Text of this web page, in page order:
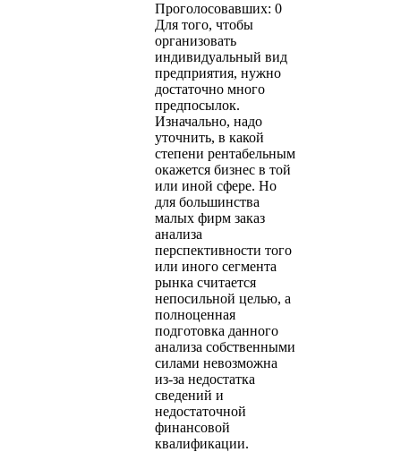
Проголосовавших: 0
Для того, чтобы
организовать
индивидуальный вид
предприятия, нужно
достаточно много
предпосылок.
Изначально, надо
уточнить, в какой
степени рентабельным
окажется бизнес в той
или иной сфере. Но
для большинства
малых фирм заказ
анализа
перспективности того
или иного сегмента
рынка считается
непосильной целью, а
полноценная
подготовка данного
анализа собственными
силами невозможна
из-за недостатка
сведений и
недостаточной
финансовой
квалификации.